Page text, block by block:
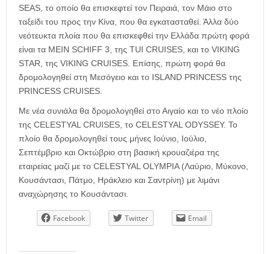
SEAS, το οποίο θα επισκεφτεί τον Πειραιά, τον Μάιο στο
ταξείδι του προς την Κίνα, που θα εγκατασταθεί. Άλλα δύο
νεότευκτα πλοία που θα επισκεφθεί την Ελλάδα πρώτη φορά
είναι τα MEIN SCHIFF 3, της TUI CRUISES, και το VIKING
STAR, της VIKING CRUISES. Επίσης, πρώτη φορά θα
δρομολογηθεί στη Μεσόγειο και το ISLAND PRINCESS της
PRINCESS CRUISES.
Με νέα συνιάλα θα δρομολογηθεί στο Αιγαίο και το νέο πλοίο
της CELESTYAL CRUISES, το CELESTYAL ODYSSEY. Το
πλοίο θα δρομολογηθεί τους μήνες Ιούνιο, Ιούλιο,
Σεπτέμβριο και Οκτώβριο στη βασική κρουαζιέρα της
εταιρείας μαζί με το CELESTYAL OLYMPIA (Λαύριο, Μύκονο,
Κουσάντασι, Πάτμο, Ηράκλειο και Σαντρίνη) με λιμάνι
αναχώρησης το Κουσάντασι.
Facebook Twitter Email